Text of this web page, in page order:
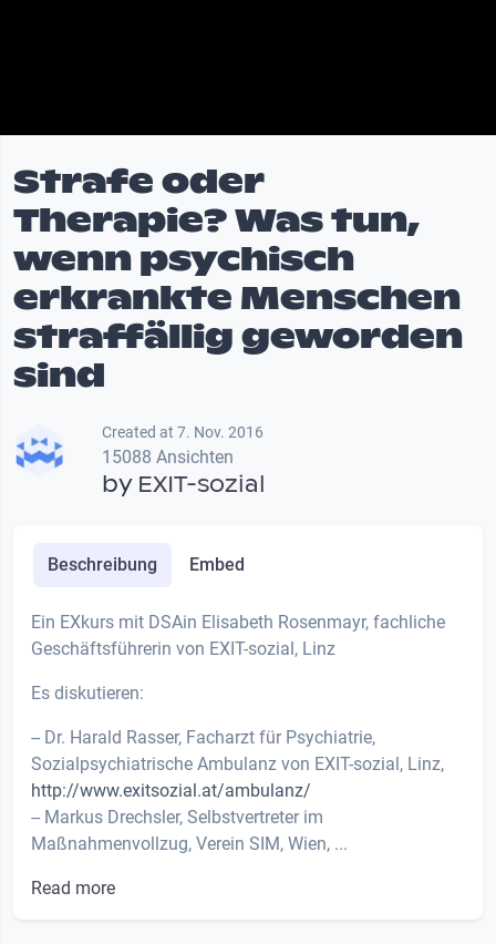
Strafe oder
Therapie? Was tun,
wenn psychisch
erkrankte Menschen
straffällig geworden
sind
Created at 7. Nov. 2016
15088 Ansichten
by EXIT-sozial
Beschreibung Embed
Ein EXkurs mit DSAin Elisabeth Rosenmayr, fachliche
Geschäftsführerin von EXIT-sozial, Linz
Es diskutieren:
-- Dr. Harald Rasser, Facharzt für Psychiatrie,
Sozialpsychiatrische Ambulanz von EXIT-sozial, Linz,
http://www.exitsozial.at/ambulanz/
-- Markus Drechsler, Selbstvertreter im
Maßnahmenvollzug, Verein SIM, Wien, ...
Read more